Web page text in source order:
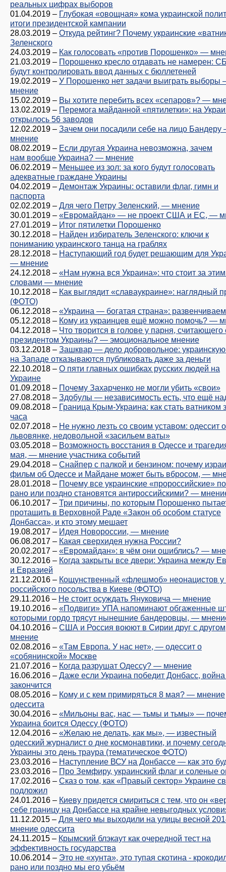
реальных цифрах выборов
01.04.2019 – Глубокая «овощная» кома украинской
итоги президентской кампании
28.03.2019 – Откуда рейтинг? Почему украинские
Зеленского
24.03.2019 – Как голосовать «против Порошенко» —
21.03.2019 – Порошенко кресло отдавать не намерен:
будут контролировать ввод данных с бюллетеней
19.02.2019 – У Порошенко нет задачи выиграть выборы
мнение
15.02.2019 – Вы хотите перебить всех «сепаров»? —
13.02.2019 – Перемога майданной «пятилетки»: на
открылось 56 заводов
12.02.2019 – Зачем они посадили себе на лицо
мнение
08.02.2019 – Если другая Украина невозможна, зачем
нам вообще Украина? — мнение
06.02.2019 – Меньшее из зол: за кого будут голосовать
адекватные граждане Украины
04.02.2019 – Демонтаж Украины: оставили флаг, гимн и
паспорта
02.02.2019 – Для чего Петру Зеленский, — мнение
30.01.2019 – «Евромайдан» — не проект США и ЕС, —
27.01.2019 – Итог пятилетки Порошенко
30.12.2018 – Найден избиратель Зеленского: ключи к
пониманию украинского танца на граблях
28.12.2018 – Наступающий год будет решающим для
— мнение
24.12.2018 – «Нам нужна вся Украина»: что стоит за
словами — мнение
10.12.2018 – Как выглядит «славаукраине»: наглядный
(ФОТО)
06.12.2018 – «Украина — богатая страна»:
05.12.2018 – Кому из украинцев ещё можно помочь? —
04.12.2018 – Что творится в голове у парня, считающего
президентом Украины? — эмоциональное мнение
03.12.2018 – Зашквар — дело добровольное:
на Западе отказываются публиковать даже за деньги
22.10.2018 – О пяти главных ошибках русских людей на
Украине
01.09.2018 – Почему Захарченко не могли убить «свои»
27.08.2018 – Здобулы — независимость есть, что ещё
09.08.2018 – Граница Крым-Украина: как стать ватником
часа
02.07.2018 – Не нужно лезть со своим уставом: одессит
львовянке, недовольной «засильем ваты»
03.05.2018 – Возможность восстания в Одессе и
мая, — мнение участника событий
29.04.2018 – Снайпер с палкой и бензином: почему
фильм об Одессе и Майдане может быть вбросом, —
28.01.2018 – Почему все украинские «пророссийские»
рано или поздно становятся антироссийскими? —
06.10.2017 – Три причины, по которым Порошенко
протащить в Верховной Раде «Закон об особом статусе
Донбасса», и кто этому мешает
19.08.2017 – Идея Новороссии, — мнение
06.08.2017 – Какая сверхидея нужна России?
20.02.2017 – «Евромайдан»: в чём они ошиблись? —
30.12.2016 – Когда закрыты все двери: Украина между
и Евразией
21.12.2016 – Кощунственный «флешмоб» неонацистов у
российского посольства в Киеве (ФОТО)
29.11.2016 – Не стоит осуждать Януковича — мнение
19.10.2016 – «Подвиги» УПА напоминают обгаженные
которыми гордо трясут нынешние бандеровцы, —
04.10.2016 – США и Россия воюют в Сирии друг с
мнение
02.08.2016 – «Там Европа. У нас нет», — одессит о
«собянинской» Москве
21.07.2016 – Когда разрушат Одессу? — мнение
16.06.2016 – Даже если Украина победит Донбасс,
закончится
08.05.2016 – Кому и с кем примиряться 8 мая? — мнение
одессита
30.04.2016 – «Мильоны вас, нас — тьмы и тьмы» —
Украина боится Одессу (ФОТО)
12.04.2016 – «Желаю не делать, как мы», — известный
одесский журналист о дне космонавтики, и почему
Украины это день траура (тематическое ФОТО)
23.03.2016 – Наступление ВСУ на Донбассе — как это
23.03.2016 – Про Земфиру, украинский флаг и соленые
17.02.2016 – Сказ о том, как «Правый сектор» Украине
подложил
24.01.2016 – Киеву придется смириться с тем, что он
себе границу на Донбассе на крайне невыгодных
11.12.2015 – Для чего мы выходили на улицы весной
мнение одессита
24.11.2015 – Крымский блэкаут как очередной тест на
эффективность государства
10.06.2014 – Это не «хунта», это тупая скотина -
рано или поздно мы его убьём